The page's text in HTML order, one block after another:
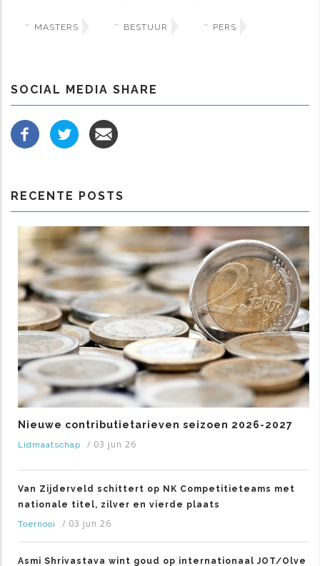
MASTERS BESTUUR PERS
SOCIAL MEDIA SHARE
RECENTE POSTS
Nieuwe contributietarieven seizoen 2026-2027
Lidmaatschap / 03 jun 26
Van Zijderveld schittert op NK Competitieteams met
nationale titel, zilver en vierde plaats
Toernooi
/ 03 jun 26
Asmi Shrivastava wint goud op internationaal JOT/Olve